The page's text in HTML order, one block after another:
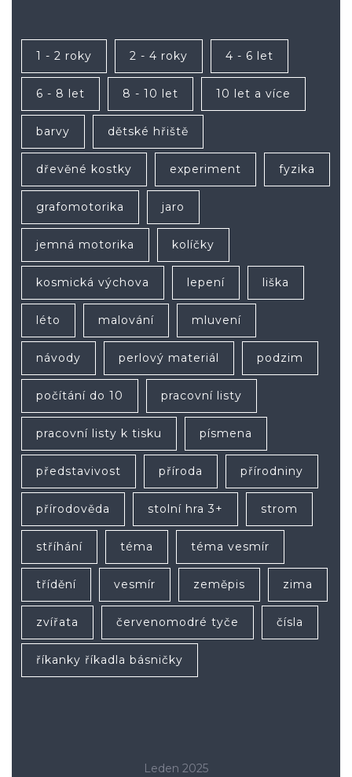
1 - 2 roky 2 - 4 roky 4 - 6 let
6 - 8 let 8 - 10 let 10 let a více
barvy dětské hřiště
dřevěné kostky experiment fyzika
grafomotorika jaro
jemná motorika kolíčky
kosmická výchova lepení liška
léto malování mluvení
návody perlový materiál podzim
počítání do 10 pracovní listy
pracovní listy k tisku písmena
představivost příroda přírodniny
přírodověda stolní hra 3+ strom
stříhání téma téma vesmír
třídění vesmír zeměpis zima
zvířata červenomodré tyče čísla
říkanky říkadla básničky
Leden 2025